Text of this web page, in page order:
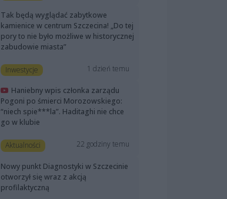
Tak będą wyglądać zabytkowe
kamienice w centrum Szczecina! „Do tej
pory to nie było możliwe w historycznej
zabudowie miasta”
Inwestycje 1 dzień temu
Haniebny wpis członka zarządu
Pogoni po śmierci Morozowskiego:
“niech spie***la”. Haditaghi nie chce
go w klubie
Aktualności 22 godziny temu
Nowy punkt Diagnostyki w Szczecinie
otworzył się wraz z akcją
profilaktyczną